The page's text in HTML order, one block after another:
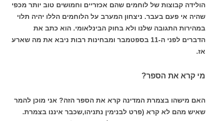
הולידה קבוצות של לוחמים שהם אכזריים וחמושים טוב יותר מכפי
שהיה אי פעם בעבר. ניצחון המערב על הלוחמים הללו יהיה תלוי
במהירות התגובה שלנו ולא בחוק הבינלאומי. הוא כתב את
הדברים לפני ה-11 בספטמבר ומבחינות רבות ניבא את מה שארע
אז.
מי קרא את הספר?
האם מישהו בצמרת המדינה קרא את הספר הזה? אני מוכן להמר
שאיש מהם לא קרא (פרט לבנימין נתניהו,שכבר איננו בצמרת.